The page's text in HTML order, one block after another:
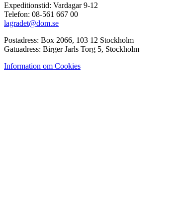
Expeditionstid: Vardagar 9-12
Telefon: 08-561 667 00
lagradet@dom.se
Postadress: Box 2066, 103 12 Stockholm
Gatuadress: Birger Jarls Torg 5, Stockholm
Information om Cookies